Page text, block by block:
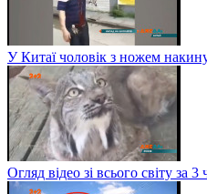
У Китаї чоловік з ножем
Огляд відео зі всього світу за